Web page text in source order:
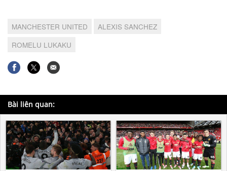
MANCHESTER UNITED
ALEXIS SANCHEZ
ROMELU LUKAKU
Bài liên quan: